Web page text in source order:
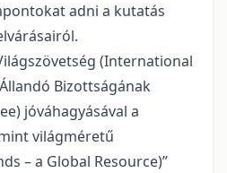
adni a kutatás
(International
Bizottságának
jóváhagyásával a
világméretű
– a Global Resource)”